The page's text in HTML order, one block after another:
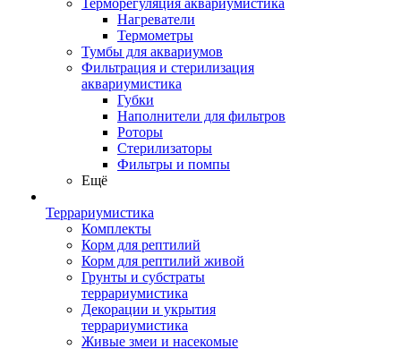
Терморегуляция аквариумистика
Нагреватели
Термометры
Тумбы для аквариумов
Фильтрация и стерилизация
аквариумистика
Губки
Наполнители для фильтров
Роторы
Стерилизаторы
Фильтры и помпы
Ещё
Террариумистика
Комплекты
Корм для рептилий
Корм для рептилий живой
Грунты и субстраты
террариумистика
Декорации и укрытия
террариумистика
Живые змеи и насекомые